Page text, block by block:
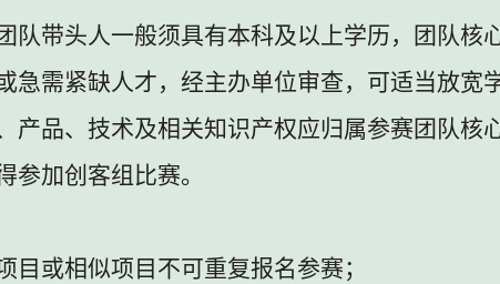
队带头人一般须具有本科及以上学历，团队核
急需紧缺人才，经主办单位审查，可适当放宽
产品、技术及相关知识产权应归属参赛团队核
参加创客组比赛。
目或相似项目不可重复报名参赛；